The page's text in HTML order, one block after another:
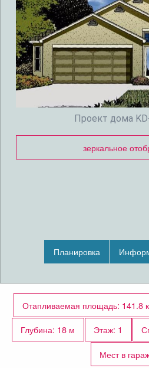
Проект дома
зеркальное
Планировка
Отапливаемая площадь: 141.8
Глубина: 18 м
Этаж: 1
Мест в